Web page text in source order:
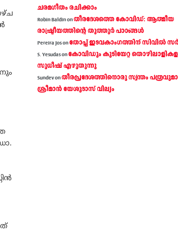
ചരമഗീതം രചിക്കാം
Robin Baldinonതീരദേശത്തെ കോവിഡ്: ആത്മീയ
രാഷ്ട്രീയത്തിന്റെ തൂത്തൂര്‍ പാഠങ്ങൾ
Pereira Josonതോപ്പ് ഇടവകാംഗത്തിന് സിവിൽ
S. Yesudasonകോവിഡും കുടിയേറ്റ
സുധീഷ് എഴുതുന്നു
Sundevonതീരപ്രദേശത്തിനൊരു സ്വന്തം
ശ്രീമാന്‍ യേശുദാസ് വില്യം